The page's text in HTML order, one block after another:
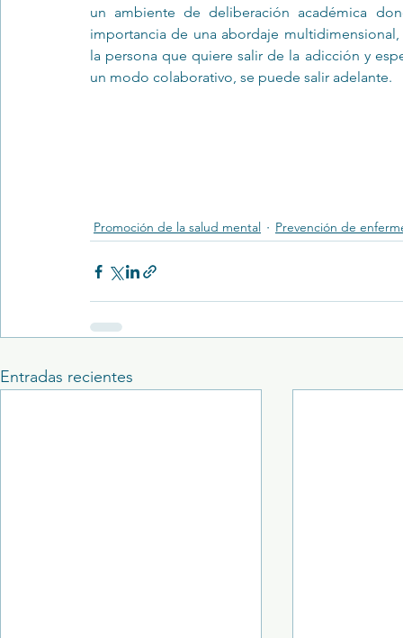
un ambiente de deliberación académica
importancia de una abordaje
la persona que quiere salir de la adicción y
un modo colaborativo, se puede salir adelante.
Promoción de la salud mental Prevención de
Entradas recientes